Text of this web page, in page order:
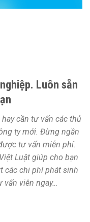
Luôn sẵn
cần tư vấn các thủ
ty mới. Đừng ngần
tư vấn miễn phí.
Luật giúp cho bạn
các chi phí phát sinh
viên ngay…